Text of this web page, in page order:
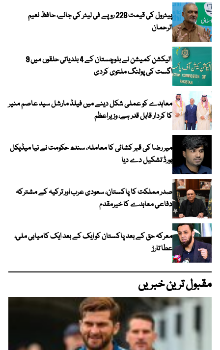
پیٹرول کی قیمت 228 روپے فی لیٹر کی جائے، حافظ نعیم
الرحمان
الیکشن کمیشن نے بلوچستان کے 4 بلدیاتی حلقوں میں 9
اگست کی پولنگ ملتوی کردی
معاہدے کو عملی شکل دینے میں فیلڈ مارشل سید عاصم منیر
کا کردار قابل قدر ہے، وزیراعظم
میر رضا کی قبر کشائی کا معاملہ، سندھ حکومت نے نیا میڈیکل
بورڈ تشکیل دے دیا
صدر مملکت کا پاکستان، سعودی عرب اور ترکیہ کے مشترکہ
دفاعی معاہدے کا خیرمقدم
معرکہ حق کے بعد پاکستان کو ایک کے بعد ایک کامیابی ملی،
عطا تارڑ
مقبول ترین خبریں